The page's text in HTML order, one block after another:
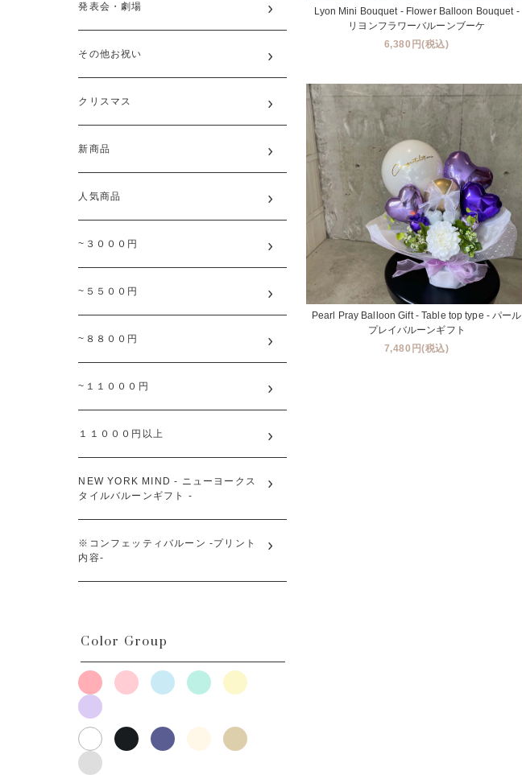
Lyon Mini Bouquet - Flower Balloon Bouquet -
リヨンフラワーバルーンブーケ
6,380円(税込)
Pearl Pray Balloon Gift - Table top type - パール
プレイバルーンギフト
7,480円(税込)
発表会・劇場
その他お祝い
クリスマス
新商品
人気商品
~３０００円
~５５００円
~８８００円
~１１０００円
１１０００円以上
NEW YORK MIND - ニューヨークス
タイルバルーンギフト -
※コンフェッティバルーン -プリント
内容-
Color Group